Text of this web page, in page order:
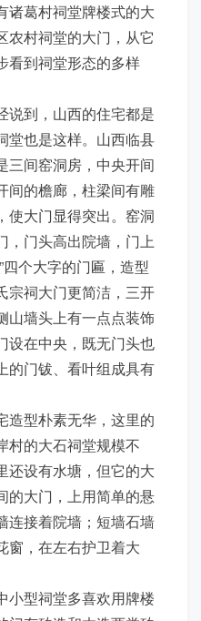
诸葛村祠堂牌楼式的大
农村祠堂的大门，从它
看到祠堂形态的多样
说到，山西的住宅都是
堂也是这样。山西临县
三间窑洞房，中央开间
间的檐廊，柱梁间有雕
使大门显得突出。窑洞
，门头高出院墙，门上
个大字的门匾，造型
宗祠大门更简洁，三开
山墙头上有一点点装饰
设在中央，既无门头也
的门钹、看叶组成具有
造型朴素无华，这里的
村的大石祠堂规模不
还设有水塘，但它的大
的大门，上用简单的悬
连接着院墙；短墙石墙
窗，在左右护卫着大
小型祠堂多喜欢用牌楼